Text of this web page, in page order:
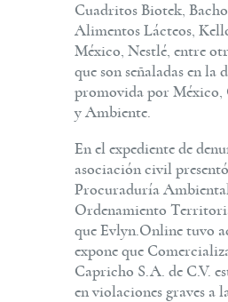
Cuadritos Biotek,
Alimentos Lácteos,
México, Nestlé, entre
que son señaladas en la
promovida por México,
y Ambiente.
En el expediente de
asociación civil
Procuraduría
Ordenamiento
que Evlyn.Online tuvo
expone que
Capricho S.A. de C.V.
en violaciones graves a